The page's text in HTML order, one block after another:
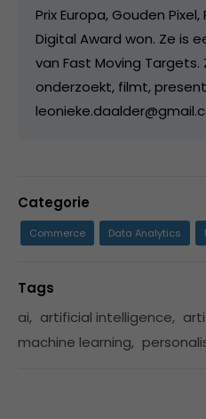
Prix Europa, Gouden Pixel,
Digital Award won. Ze is
van Fast Moving
onderzoekt, filmt,
Categorie
Commerce Data Analytics
Tags
ai, artificial intelligence,
machine learning,